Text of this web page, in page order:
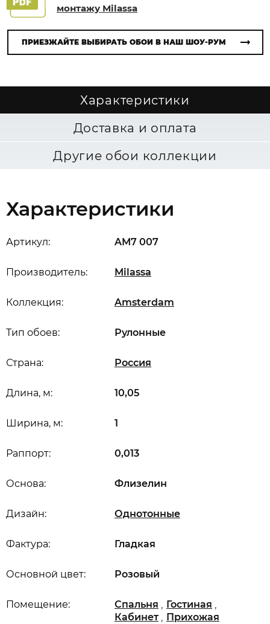
монтажу Milassa
ПРИЕЗЖАЙТЕ ВЫБИРАТЬ ОБОИ В НАШ ШОУ-РУМ
Характеристики
Доставка и оплата
Другие обои коллекции
Характеристики
Артикул: AM7 007
Производитель: Milassa
Коллекция: Amsterdam
Длина, м: 10,05
Ширина, м: 1
Раппорт: 0,013
Основной цвет: Розовый
Дизайн: Однотонные
Основа: Флизелин
Помещение: Спальня , Гостиная ,
Кабинет , Прихожая
Страна: Россия
Тип обоев: Рулонные
Фактура: Гладкая